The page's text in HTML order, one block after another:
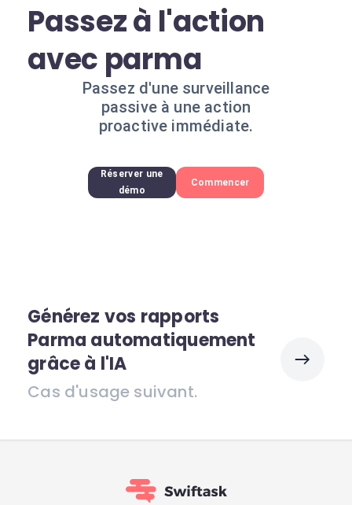
Passez à l'action
avec parma
Passez d'une surveillance
passive à une action
proactive immédiate.
Réserver une
démo
Commencer
Générez vos rapports
Parma automatiquement
grâce à l'IA
Cas d'usage suivant.